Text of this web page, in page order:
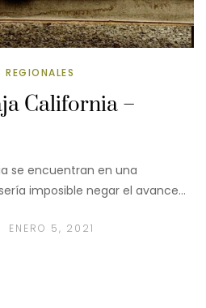
REGIONALES
California –
se encuentran en una
imposible negar el avance…
ENERO 5, 2021